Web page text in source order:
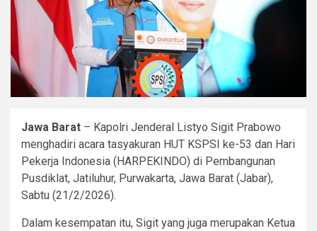
Jawa Barat – Kapolri Jenderal Listyo Sigit Prabowo
menghadiri acara tasyakuran HUT KSPSI ke-53 dan Hari
Pekerja Indonesia (HARPEKINDO) di Pembangunan
Pusdiklat, Jatiluhur, Purwakarta, Jawa Barat (Jabar),
Sabtu (21/2/2026).
Dalam kesempatan itu, Sigit yang juga merupakan Ketua